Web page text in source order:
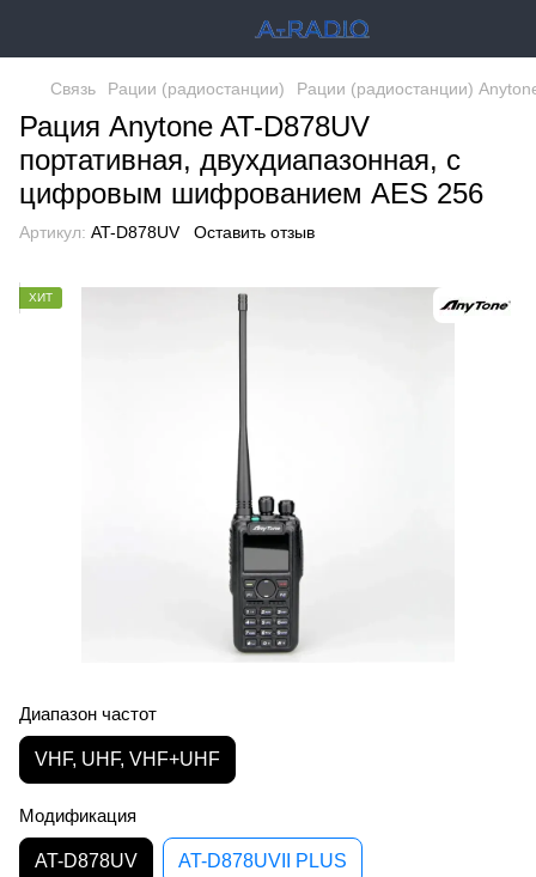
Связь Рации (радиостанции) Рации (радиостанции)
Рация Anytone AT-D878UV
портативная, двухдиапазонная, с
цифровым шифрованием AES 256
Артикул: AT-D878UV Оставить отзыв
ХИТ
Диапазон частот
VHF, UHF, VHF+UHF
Модификация
AT-D878UV AT-D878UVII PLUS